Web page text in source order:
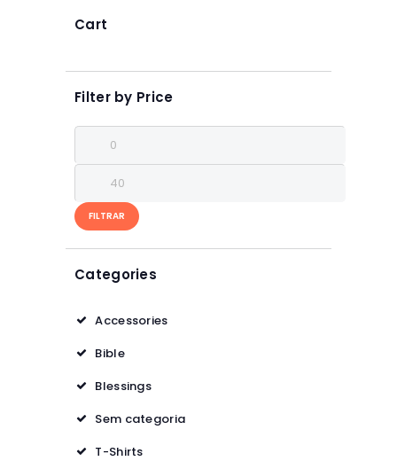
página
Cart
Filter by Price
mínimo
máximo
FILTRAR
Categories
Accessories
Bible
Blessings
Sem categoria
T-Shirts